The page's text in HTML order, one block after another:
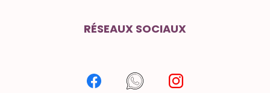
RÉSEAUX SOCIAUX